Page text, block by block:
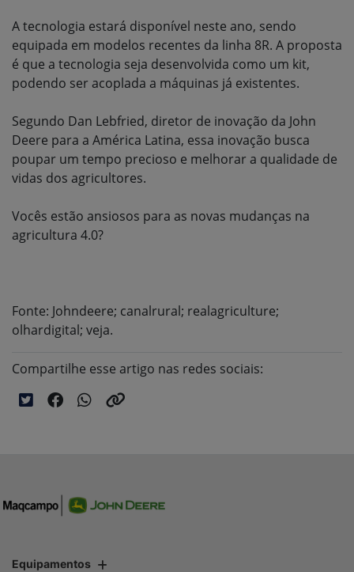
A tecnologia estará disponível neste ano, sendo
equipada em modelos recentes da linha 8R. A proposta
é que a tecnologia seja desenvolvida como um kit,
podendo ser acoplada a máquinas já existentes.
Segundo Dan Lebfried, diretor de inovação da John
Deere para a América Latina, essa inovação busca
poupar um tempo precioso e melhorar a qualidade de
vidas dos agricultores.
Vocês estão ansiosos para as novas mudanças na
agricultura 4.0?
Fonte: Johndeere; canalrural; realagriculture;
olhardigital; veja.
Compartilhe esse artigo nas redes sociais:
Equipamentos